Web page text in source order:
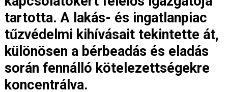
tartotta. A lakás- és ingatlanpiac
tűzvédelmi kihívásait tekintette át,
különösen a bérbeadás és eladás
során fennálló kötelezettségekre
koncentrálva.